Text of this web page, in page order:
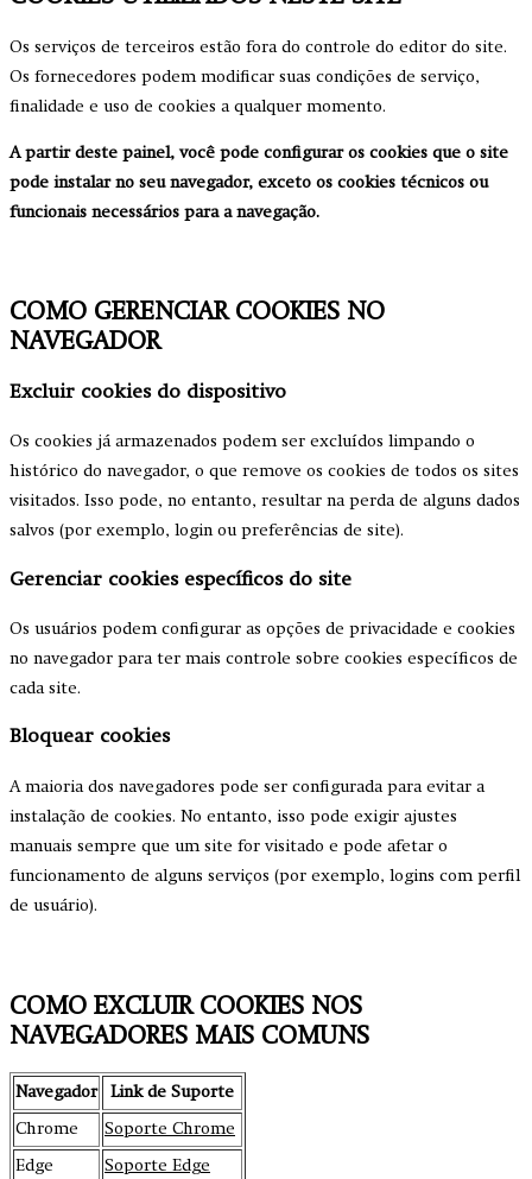
Os serviços de terceiros estão fora do controle do editor do site.
Os fornecedores podem modificar suas condições de serviço,
finalidade e uso de cookies a qualquer momento.
A partir deste painel, você pode configurar os cookies que o site
pode instalar no seu navegador, exceto os cookies técnicos ou
funcionais necessários para a navegação.
COMO GERENCIAR COOKIES NO
NAVEGADOR
Excluir cookies do dispositivo
Os cookies já armazenados podem ser excluídos limpando o
histórico do navegador, o que remove os cookies de todos os sites
visitados. Isso pode, no entanto, resultar na perda de alguns dados
salvos (por exemplo, login ou preferências de site).
Gerenciar cookies específicos do site
Os usuários podem configurar as opções de privacidade e cookies
no navegador para ter mais controle sobre cookies específicos de
cada site.
Bloquear cookies
A maioria dos navegadores pode ser configurada para evitar a
instalação de cookies. No entanto, isso pode exigir ajustes
manuais sempre que um site for visitado e pode afetar o
funcionamento de alguns serviços (por exemplo, logins com perfil
de usuário).
COMO EXCLUIR COOKIES NOS
NAVEGADORES MAIS COMUNS
Navegador Link de Suporte
Chrome Soporte Chrome
Edge Soporte Edge